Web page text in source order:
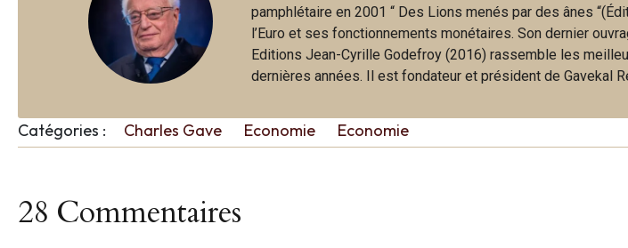
pamphlétaire en 2001 “ Des Lions menés par des ânes
l’Euro et ses fonctionnements monétaires. Son dernier
Editions Jean-Cyrille Godefroy (2016) rassemble les
dernières années. Il est fondateur et président de Gavekal
Catégories : Charles Gave Economie Economie
28 Commentaires